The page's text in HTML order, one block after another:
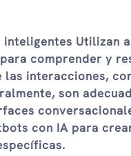
Utilizan
comprender y
las interacciones,
son
con IA para